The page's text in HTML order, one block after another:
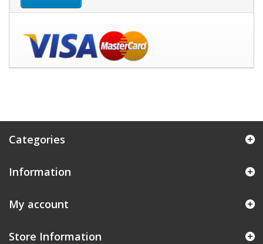
Categories
Information
My account
Store Information